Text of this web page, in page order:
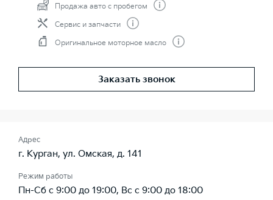
Продажа авто с пробегом
Сервис и запчасти
Оригинальное моторное масло
Заказать звонок
Адрес
г. Курган, ул. Омская, д. 141
Режим работы
Пн-Сб с 9:00 до 19:00, Вс с 9:00 до 18:00